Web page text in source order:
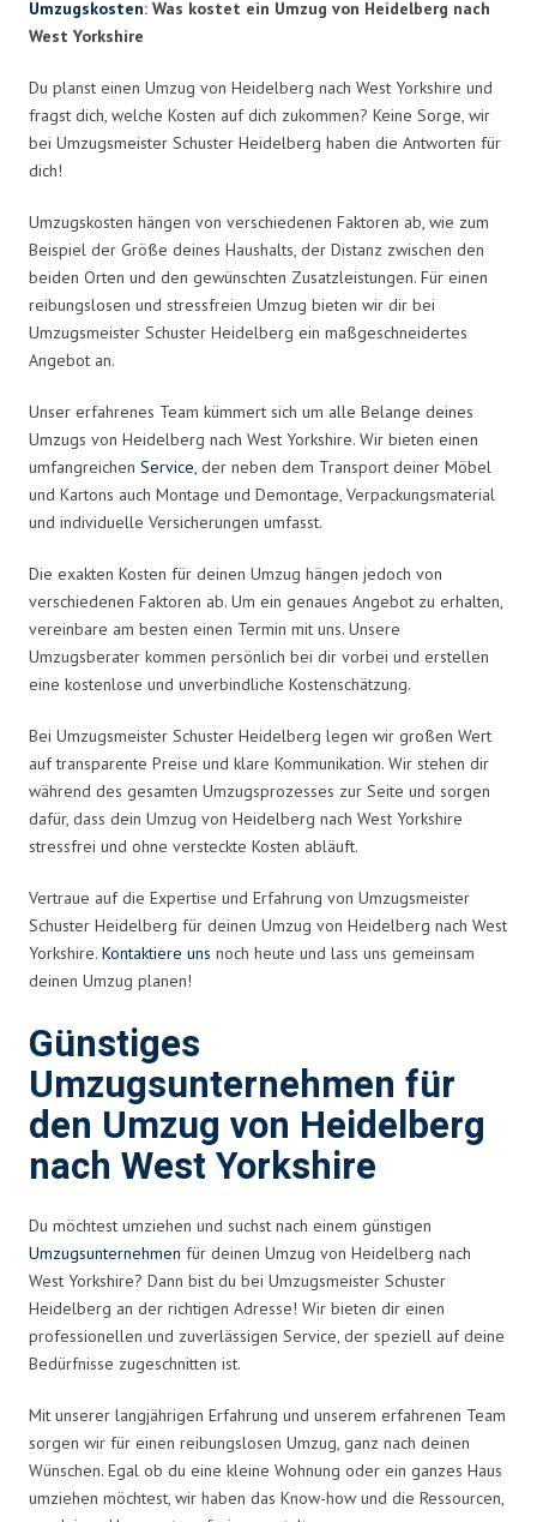
Umzugskosten: Was kostet ein Umzug von Heidelberg nach
West Yorkshire
Du planst einen Umzug von Heidelberg nach West Yorkshire und
fragst dich, welche Kosten auf dich zukommen? Keine Sorge, wir
bei Umzugsmeister Schuster Heidelberg haben die Antworten für
dich!
Umzugskosten hängen von verschiedenen Faktoren ab, wie zum
Beispiel der Größe deines Haushalts, der Distanz zwischen den
beiden Orten und den gewünschten Zusatzleistungen. Für einen
reibungslosen und stressfreien Umzug bieten wir dir bei
Umzugsmeister Schuster Heidelberg ein maßgeschneidertes
Angebot an.
Unser erfahrenes Team kümmert sich um alle Belange deines
Umzugs von Heidelberg nach West Yorkshire. Wir bieten einen
umfangreichen Service, der neben dem Transport deiner Möbel
und Kartons auch Montage und Demontage, Verpackungsmaterial
und individuelle Versicherungen umfasst.
Die exakten Kosten für deinen Umzug hängen jedoch von
verschiedenen Faktoren ab. Um ein genaues Angebot zu erhalten,
vereinbare am besten einen Termin mit uns. Unsere
Umzugsberater kommen persönlich bei dir vorbei und erstellen
eine kostenlose und unverbindliche Kostenschätzung.
Bei Umzugsmeister Schuster Heidelberg legen wir großen Wert
auf transparente Preise und klare Kommunikation. Wir stehen dir
während des gesamten Umzugsprozesses zur Seite und sorgen
dafür, dass dein Umzug von Heidelberg nach West Yorkshire
stressfrei und ohne versteckte Kosten abläuft.
Vertraue auf die Expertise und Erfahrung von Umzugsmeister
Schuster Heidelberg für deinen Umzug von Heidelberg nach West
Yorkshire. Kontaktiere uns noch heute und lass uns gemeinsam
deinen Umzug planen!
Günstiges
Umzugsunternehmen für
den Umzug von Heidelberg
nach West Yorkshire
Du möchtest umziehen und suchst nach einem günstigen
Umzugsunternehmen für deinen Umzug von Heidelberg nach
West Yorkshire? Dann bist du bei Umzugsmeister Schuster
Heidelberg an der richtigen Adresse! Wir bieten dir einen
professionellen und zuverlässigen Service, der speziell auf deine
Bedürfnisse zugeschnitten ist.
Mit unserer langjährigen Erfahrung und unserem erfahrenen Team
sorgen wir für einen reibungslosen Umzug, ganz nach deinen
Wünschen. Egal ob du eine kleine Wohnung oder ein ganzes Haus
umziehen möchtest, wir haben das Know-how und die Ressourcen,